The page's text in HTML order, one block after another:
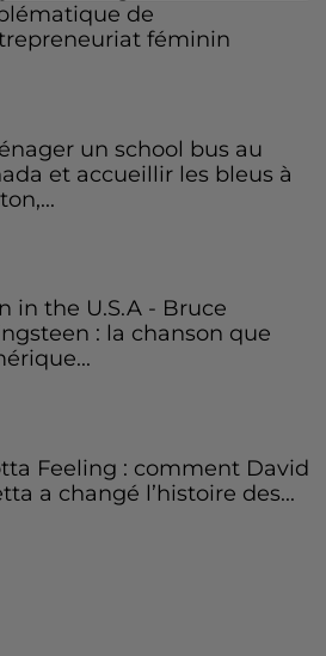
de
féminin
un school bus au
et accueillir les bleus à
in the U.S.A - Bruce
: la chanson que
Feeling : comment David
a changé l’histoire des...